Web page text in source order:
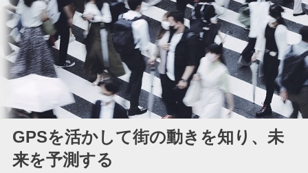
GPSを活かして街の動きを知り、未
来を予測する